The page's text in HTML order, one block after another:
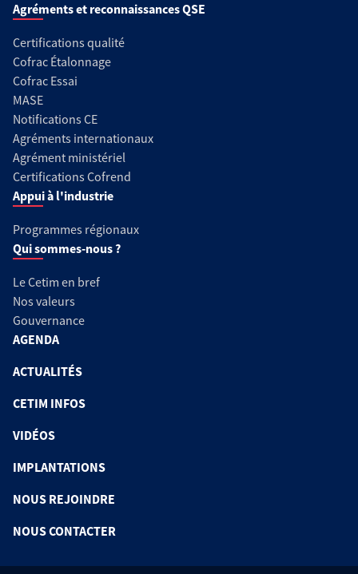
Agréments et reconnaissances QSE
Certifications qualité
Cofrac Étalonnage
Cofrac Essai
MASE
Notifications CE
Agréments internationaux
Agrément ministériel
Certifications Cofrend
Appui à l'industrie
Programmes régionaux
Qui sommes-nous ?
Le Cetim en bref
Nos valeurs
Gouvernance
AGENDA
ACTUALITÉS
CETIM INFOS
VIDÉOS
IMPLANTATIONS
NOUS REJOINDRE
NOUS CONTACTER